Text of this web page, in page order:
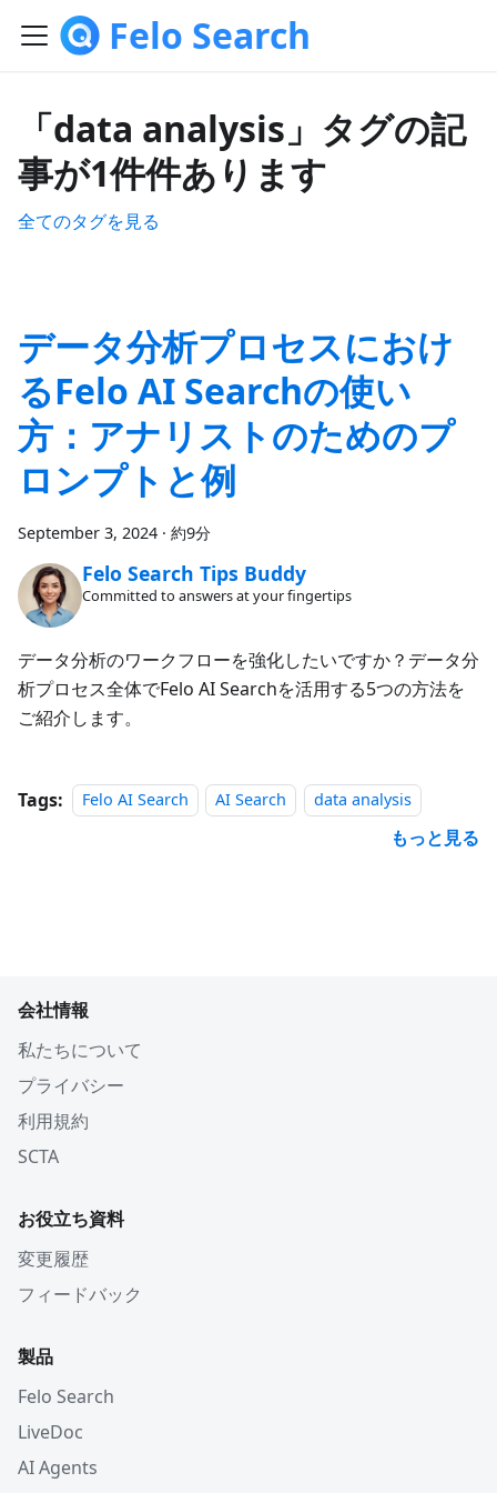
Felo Search
「data analysis」タグの記
事が1件件あります
全てのタグを見る
データ分析プロセスにおけ
るFelo AI Searchの使い
方：アナリストのためのプ
ロンプトと例
September 3, 2024 · 約9分
Felo Search Tips Buddy
Committed to answers at your fingertips
データ分析のワークフローを強化したいですか？データ分
析プロセス全体でFelo AI Searchを活用する5つの方法を
ご紹介します。
Tags: Felo AI Search AI Search data analysis
もっと見る
会社情報
私たちについて
プライバシー
利用規約
SCTA
お役立ち資料
変更履歴
フィードバック
製品
Felo Search
LiveDoc
AI Agents